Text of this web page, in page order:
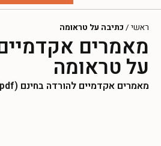
ראשי / כתיבה על טראומה
מאמרים
על טראומה
מאמרים אקדמיים להורדה בחינם (pdf)